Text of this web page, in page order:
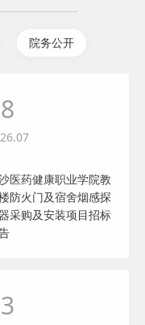
院务公开
医药健康职业学院教
防火门及宿舍烟感探
采购及安装项目招标